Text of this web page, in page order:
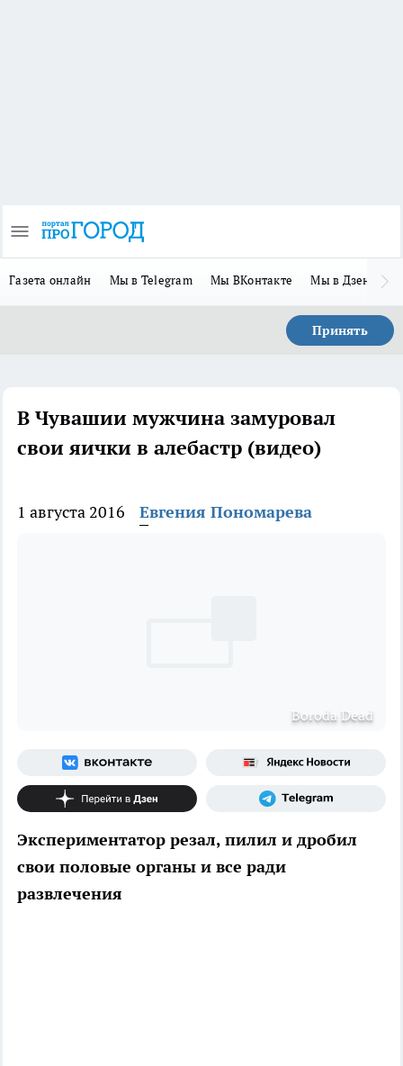
Газета онлайн Мы в Telegram Мы ВКонтакте Мы в Дзене
Принять
В Чувашии мужчина замуровал
свои яички в алебастр (видео)
1 августа 2016 Евгения Пономарева
Boroda Dead
Экспериментатор резал, пилил и дробил
свои половые органы и все ради
развлечения